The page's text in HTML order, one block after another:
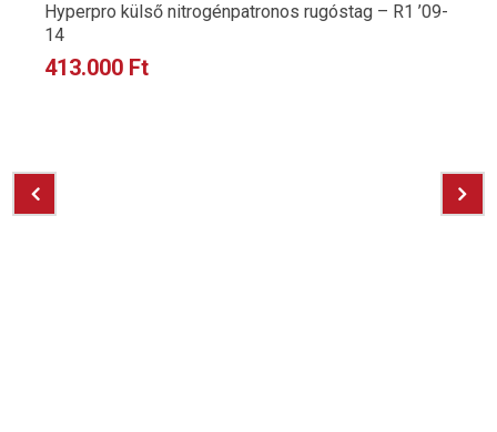
Hyperpro külső nitrogénpatronos rugóstag – R1 ’09-
14
413.000 Ft